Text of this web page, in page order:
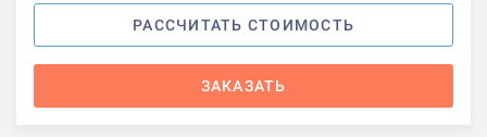
РАССЧИТАТЬ СТОИМОСТЬ
ЗАКАЗАТЬ